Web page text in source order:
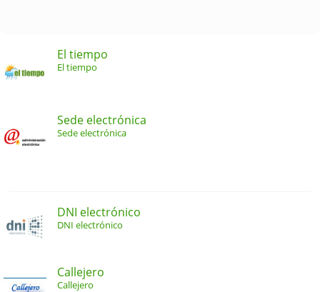
El tiempo
El tiempo
Sede electrónica
Sede electrónica
DNI electrónico
DNI electrónico
Callejero
Callejero